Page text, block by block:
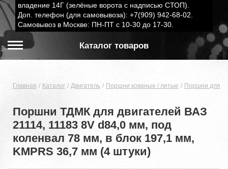
владение 14Г (зелёные ворота с надписью СТОП).
Доп. телефон (для самовывоза): +7(909) 942-68-02.
Самовывоз в Москве: ПН-ПТ с 10-30 до 17-30.
Каталог товаров
Главная Каталог Двигатель Поршни кованые / литые Поршни для
Поршни ТДМК для двигателей ВАЗ
21114, 11183 8V d84,0 мм, под
коленвал 78 мм, в блок 197,1 мм,
KMPRS 36,7 мм (4 штуки)